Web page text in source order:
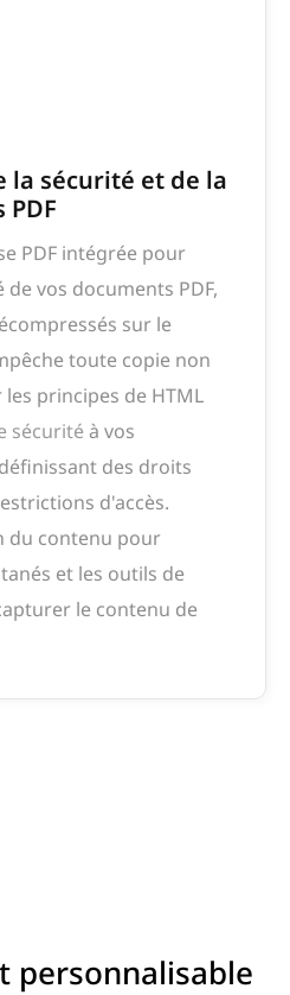
la sécurité et de la
PDF intégrée pour
vos documents PDF,
sur le
toute copie non
principes de HTML
sécurité à vos
des droits
d'accès.
du contenu pour
et les outils de
le contenu de
personnalisable